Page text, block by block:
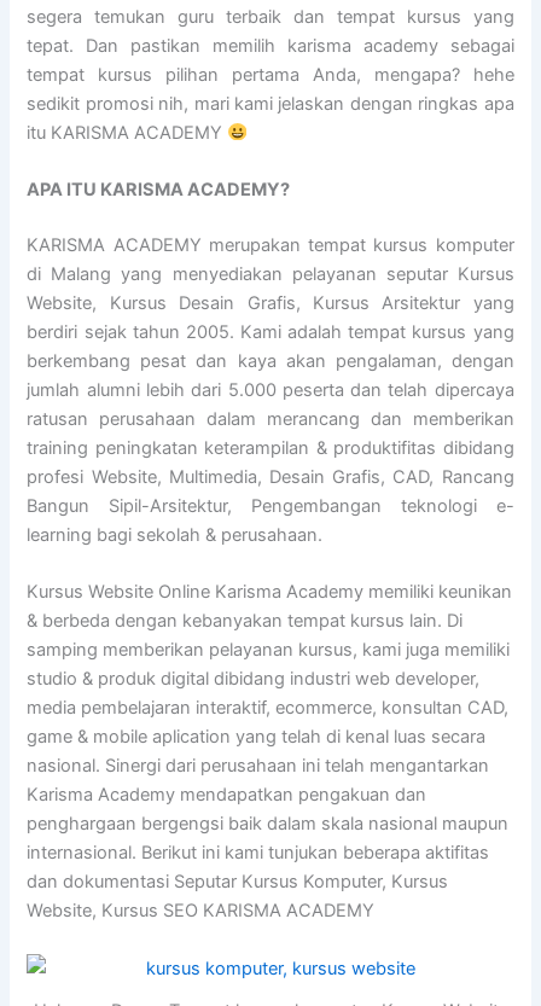
segera temukan guru terbaik dan tempat kursus yang
tepat. Dan pastikan memilih karisma academy sebagai
tempat kursus pilihan pertama Anda, mengapa? hehe
sedikit promosi nih, mari kami jelaskan dengan ringkas apa
itu KARISMA ACADEMY
APA ITU KARISMA ACADEMY?
KARISMA ACADEMY merupakan tempat kursus komputer
di Malang yang menyediakan pelayanan seputar Kursus
Website, Kursus Desain Grafis, Kursus Arsitektur yang
berdiri sejak tahun 2005. Kami adalah tempat kursus yang
berkembang pesat dan kaya akan pengalaman, dengan
jumlah alumni lebih dari 5.000 peserta dan telah dipercaya
ratusan perusahaan dalam merancang dan memberikan
training peningkatan keterampilan & produktifitas dibidang
profesi Website, Multimedia, Desain Grafis, CAD, Rancang
Bangun Sipil-Arsitektur, Pengembangan teknologi e-
learning bagi sekolah & perusahaan.
Kursus Website Online Karisma Academy memiliki keunikan
& berbeda dengan kebanyakan tempat kursus lain. Di
samping memberikan pelayanan kursus, kami juga memiliki
studio & produk digital dibidang industri web developer,
media pembelajaran interaktif, ecommerce, konsultan CAD,
game & mobile aplication yang telah di kenal luas secara
nasional. Sinergi dari perusahaan ini telah mengantarkan
Karisma Academy mendapatkan pengakuan dan
penghargaan bergengsi baik dalam skala nasional maupun
internasional. Berikut ini kami tunjukan beberapa aktifitas
dan dokumentasi Seputar Kursus Komputer, Kursus
Website, Kursus SEO KARISMA ACADEMY